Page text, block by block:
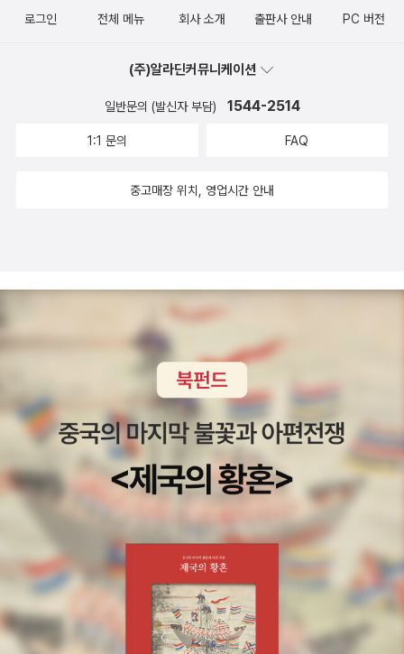
등이 있다. 그중에서 오늘날까지도 변함없는 인기를 누리며 높이 평
작품은 30개 국어로 번역되어 널리 알려졌으며 사회적으로 큰 반향
을 불러일으켰다. 《거장과 마르가리타》는 연극, 영화, 발레, 오페라로
키예프의 사도바야 거리 50호실에는 신도들이 성지를 순례하듯 그를
칭송하는 낙서들로 빼곡히 채워지면서 기념관 분위기를 자아냈다. 그
뜬히 번역해냈다? 만약 그랬다면 러시아문학계의 '사건'이라고 할 만
므로, 새 번역본의 의의는 비교검토를 통해서 확인할 수 있으리라. 또
<오블로모프>를 강의할 때 반드시 언급하게 되는 비평가 도브롤류보
있어서 러시아문학사를 공부하는 학생들에겐 요긴한 참고가 될 듯싶
엔 좀 부담스러운 게 단점이다. <로쟈의 러시아문학 강의: 19세기
작가 알렉산드르 오스트로프스키. 대표작 <뇌우>가 <러시아 희곡1>
(열린책들, 1998)에 수록돼 있는데, 아쉽게도 절판된 지 오래 됐다.
그렇게 포함하면, 푸슈킨부터 체호프까지 딱 10명이다. 시인들을 제
외하고 산문과 드라마에서 19세기 러시아문학을 대표하는 작가들.
나중에 러시아문학 강의 '서플먼트'를 다룰 기회가 있으면 이들 작가
들에 대해서도 시간을 할애하고 싶다. 그럼 <오블로모프>는 어떤 작
품인가. 간략한 소개를 옮겨놓는다. 세계문학의 걸작 <오블로모프>
(1859)는 러시아 귀족계급과 자본가계급을 강하게 대조하면서 농노
제에 바탕을 둔 생활양식을 비난하고 있다. 주인공 오블로모프는 관
대하지만 우유부단한 귀족청년으로, 박력있고 실리적인 친구에게 애
인을 빼앗기고 만다. 이러한 뛰어난 인물묘사에서 비롯되어 허무감에
빠지고 무기력하며 시대에 뒤떨어진 19세기 러시아사회 사람들을 일
컫는 대명사로 ‘오블로모프주의’(오블로모프기질)라는 말이 크게 유
로그인 전체 메뉴 회사 소개 출판사 안내 PC 버전
(주)알라딘커뮤니케이션
일반문의 (발신자 부담) 1544-2514
1:1 문의 FAQ
중고매장 위치, 영업시간 안내